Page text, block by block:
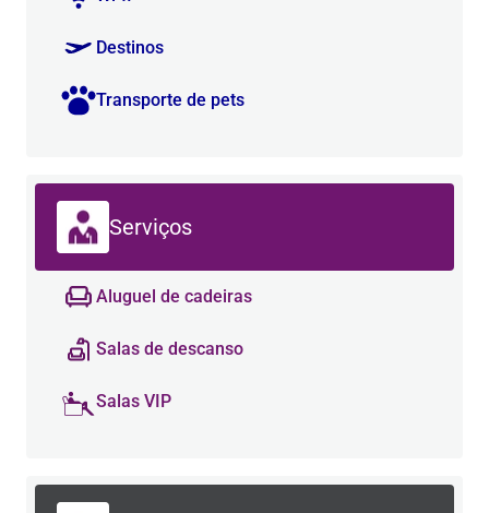
Destinos
Transporte de pets
Serviços
Aluguel de cadeiras
Salas de descanso
Salas VIP